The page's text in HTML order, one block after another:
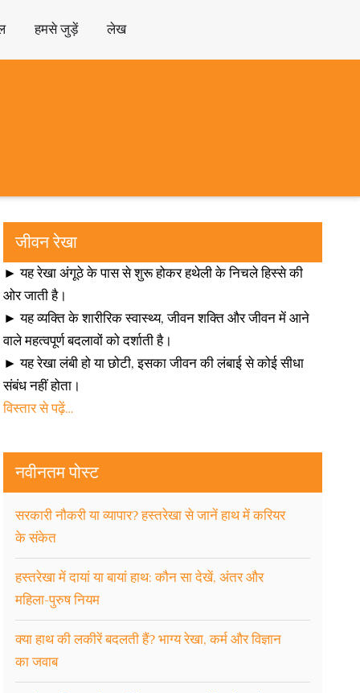
हमसे जुड़ें लेख
जीवन रेखा
► यह रेखा अंगूठे के पास से शुरू होकर हथेली के निचले हिस्से की
ओर जाती है।
► यह व्यक्ति के शारीरिक स्वास्थ्य, जीवन शक्ति और जीवन में आने
वाले महत्वपूर्ण बदलावों को दर्शाती है।
► यह रेखा लंबी हो या छोटी, इसका जीवन की लंबाई से कोई सीधा
संबंध नहीं होता।
विस्तार से पढ़ें…
नवीनतम पोस्ट
सरकारी नौकरी या व्यापार? हस्तरेखा से जानें हाथ में करियर
के संकेत
हस्तरेखा में दायां या बायां हाथ: कौन सा देखें, अंतर और
महिला-पुरुष नियम
क्या हाथ की लकीरें बदलती हैं? भाग्य रेखा, कर्म और विज्ञान
का जवाब